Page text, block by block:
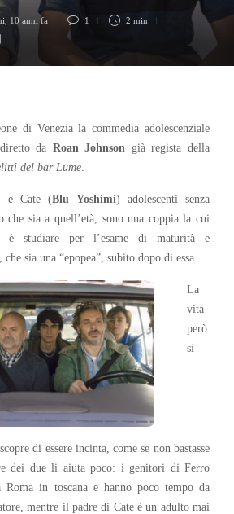
10 anni fa 1
2 min
di Venezia la commedia adolescenziale
da Roan Johnson già regista della
del bar Lume.
e Cate (Blu Yoshimi) adolescenti senza
che sia a quell’età, sono una coppia la cui
è studiare per l’esame di maturità e
sia una “epopea”, subito dopo di essa.
La
vita
però
si
di essere incinta, come se non bastasse
dei due li aiuta poco: i genitori di Ferro
in toscana e hanno poco tempo da
mentre il padre di Cate è un adulto mai